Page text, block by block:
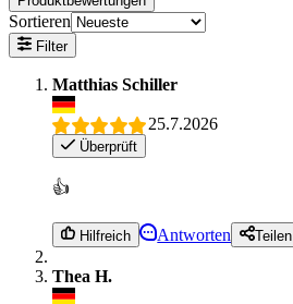
Sortieren
Filter
Matthias Schiller
25.7.2026
Überprüft
👍
Hilfreich Antworten Teilen
Thea H.